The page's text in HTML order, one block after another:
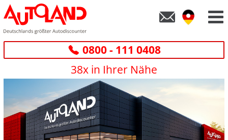
0800 - 111 0408
38x in Ihrer Nähe